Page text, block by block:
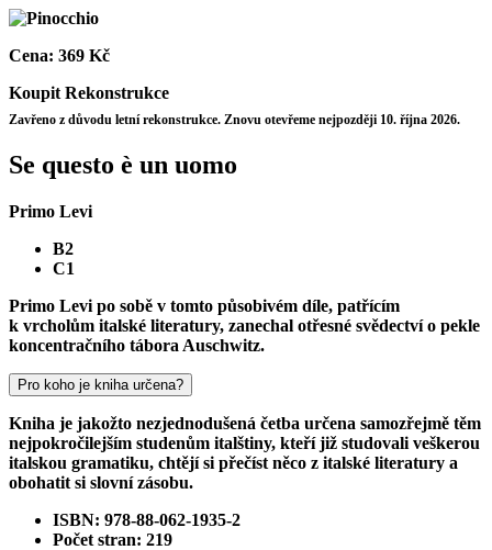
Cena: 369 Kč
Koupit Rekonstrukce
Zavřeno z důvodu letní rekonstrukce. Znovu otevřeme nejpozději 10. října 2026.
Se questo è un uomo
Primo Levi
B2
C1
Primo Levi po sobě v tomto působivém díle, patřícím
k vrcholům italské literatury, zanechal otřesné svědectví o pekle
koncentračního tábora Auschwitz.
Pro koho je kniha určena?
Kniha je jakožto nezjednodušená četba určena samozřejmě těm
nejpokročilejším studenům italštiny, kteří již studovali veškerou
italskou gramatiku, chtějí si přečíst něco z italské literatury a
obohatit si slovní zásobu.
ISBN: 978-88-062-1935-2
Počet stran: 219